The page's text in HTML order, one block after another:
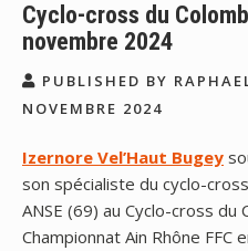
Cyclo-cross du
novembre 2024
PUBLISHED BY
NOVEMBRE 2024
Izernore Vel’Haut Bugey
son spécialiste du cyclo-
ANSE (69) au Cyclo-cross
Championnat Ain Rhône FFC